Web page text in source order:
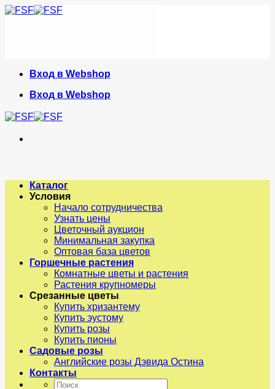
Skip
Вход в Webshop
Вход в Webshop
Каталог
Условия
Начало сотрудничества
Узнать цены
Цветочный аукцион
Минимальная закупка
Оптовая база цветов
Горшечные растения
Комнатные цветы и растения
Растения крупномеры
Срезанные цветы
Купить хризантему
Купить эустому
Купить розы
Купить пионы
Садовые розы
Английские розы Дэвида Остина
Контакты
Искать: